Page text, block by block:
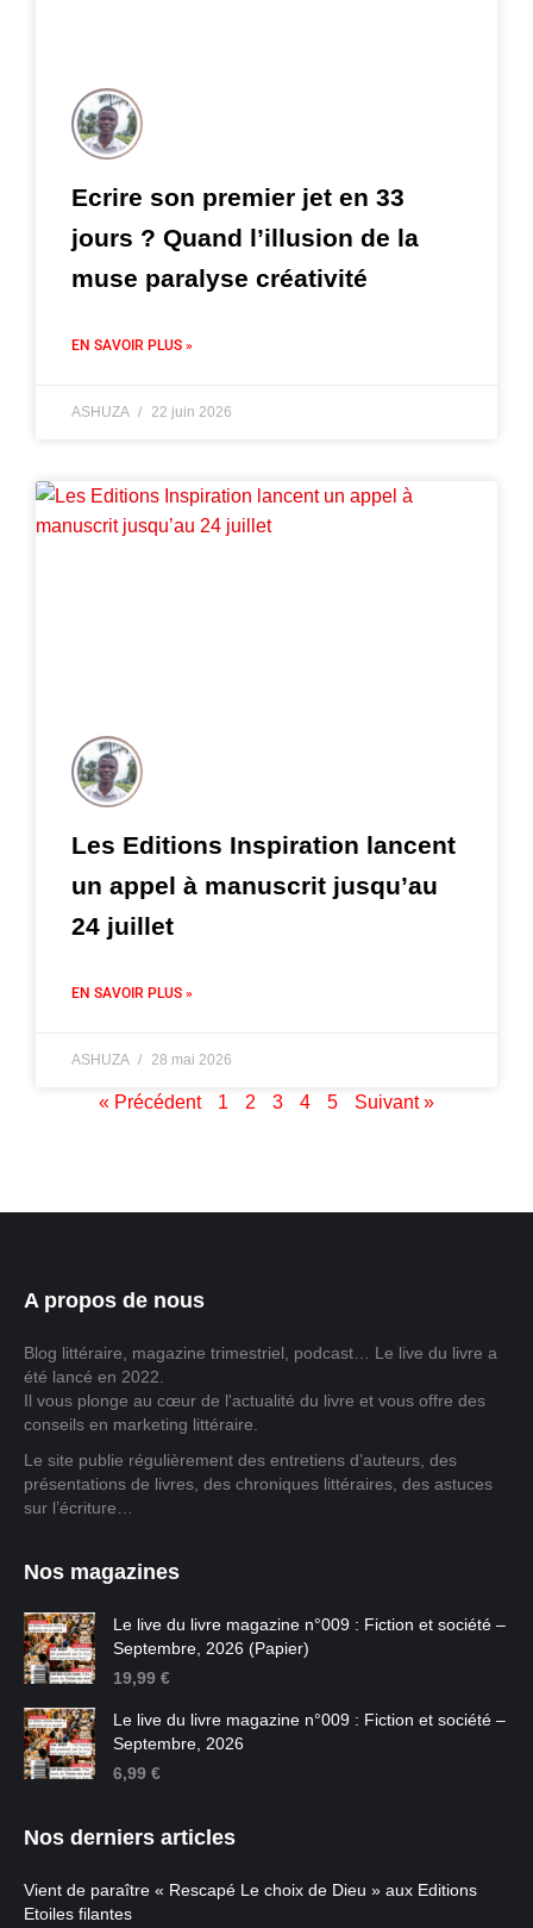
Ecrire son premier jet en 33
jours ? Quand l’illusion de la
muse paralyse créativité
EN SAVOIR PLUS »
ASHUZA 22 juin 2026
Les Editions Inspiration lancent
un appel à manuscrit jusqu’au
24 juillet
EN SAVOIR PLUS »
ASHUZA 28 mai 2026
« Précédent 1 2 3 4 5 Suivant »
A propos de nous
Blog littéraire, magazine trimestriel, podcast… Le live du livre a
été lancé en 2022.
Il vous plonge au cœur de l'actualité du livre et vous offre des
conseils en marketing littéraire.
Le site publie régulièrement des entretiens d’auteurs, des
présentations de livres, des chroniques littéraires, des astuces
sur l’écriture…
Nos magazines
Le live du livre magazine n°009 : Fiction et société –
Septembre, 2026 (Papier)
19,99 €
Le live du livre magazine n°009 : Fiction et société –
Septembre, 2026
6,99 €
Nos derniers articles
Vient de paraître « Rescapé Le choix de Dieu » aux Editions
Etoiles filantes